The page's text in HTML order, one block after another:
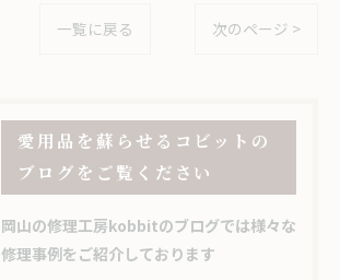
一覧に戻る 次のページ >
愛用品を蘇らせるコビットの
ブログをご覧ください
岡山の修理工房kobbitのブログでは様々な
修理事例をご紹介しております